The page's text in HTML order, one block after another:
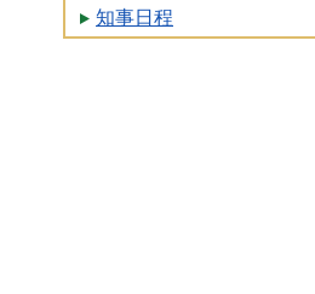
知事日程